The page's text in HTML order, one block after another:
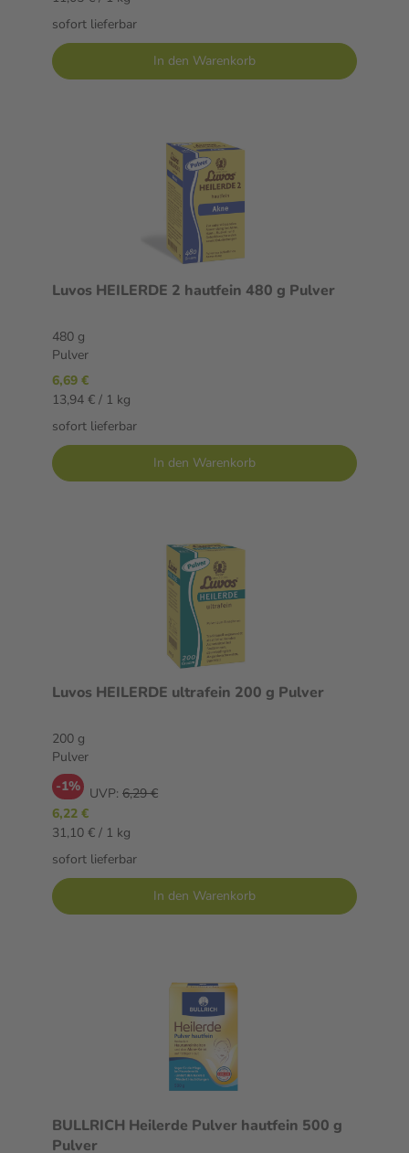
sofort lieferbar
In den Warenkorb
Luvos HEILERDE 2 hautfein 480 g Pulver
480 g
Pulver
6,69 €
13,94 € / 1 kg
sofort lieferbar
In den Warenkorb
Luvos HEILERDE ultrafein 200 g Pulver
200 g
Pulver
-1% UVP: 6,29 €
6,22 €
31,10 € / 1 kg
sofort lieferbar
In den Warenkorb
BULLRICH Heilerde Pulver hautfein 500 g
Pulver